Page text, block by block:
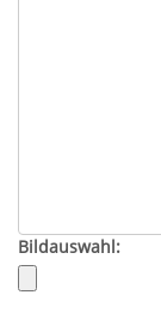
Bildauswahl: